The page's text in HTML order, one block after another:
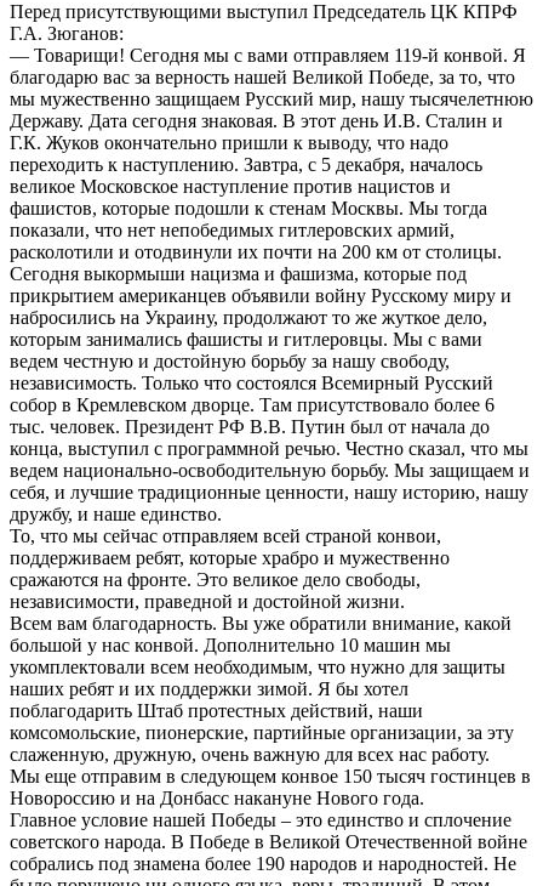
Перед присутствующими выступил Председатель ЦК КПРФ
Г.А. Зюганов:
— Товарищи! Сегодня мы с вами отправляем 119-й конвой. Я
благодарю вас за верность нашей Великой Победе, за то, что
мы мужественно защищаем Русский мир, нашу тысячелетнюю
Державу. Дата сегодня знаковая. В этот день И.В. Сталин и
Г.К. Жуков окончательно пришли к выводу, что надо
переходить к наступлению. Завтра, с 5 декабря, началось
великое Московское наступление против нацистов и
фашистов, которые подошли к стенам Москвы. Мы тогда
показали, что нет непобедимых гитлеровских армий,
расколотили и отодвинули их почти на 200 км от столицы.
Сегодня выкормыши нацизма и фашизма, которые под
прикрытием американцев объявили войну Русскому миру и
набросились на Украину, продолжают то же жуткое дело,
которым занимались фашисты и гитлеровцы. Мы с вами
ведем честную и достойную борьбу за нашу свободу,
независимость. Только что состоялся Всемирный Русский
собор в Кремлевском дворце. Там присутствовало более 6
тыс. человек. Президент РФ В.В. Путин был от начала до
конца, выступил с программной речью. Честно сказал, что мы
ведем национально-освободительную борьбу. Мы защищаем и
себя, и лучшие традиционные ценности, нашу историю, нашу
дружбу, и наше единство.
То, что мы сейчас отправляем всей страной конвои,
поддерживаем ребят, которые храбро и мужественно
сражаются на фронте. Это великое дело свободы,
независимости, праведной и достойной жизни.
Всем вам благодарность. Вы уже обратили внимание, какой
большой у нас конвой. Дополнительно 10 машин мы
укомплектовали всем необходимым, что нужно для защиты
наших ребят и их поддержки зимой. Я бы хотел
поблагодарить Штаб протестных действий, наши
комсомольские, пионерские, партийные организации, за эту
слаженную, дружную, очень важную для всех нас работу.
Мы еще отправим в следующем конвое 150 тысяч гостинцев в
Новороссию и на Донбасс накануне Нового года.
Главное условие нашей Победы – это единство и сплочение
советского народа. В Победе в Великой Отечественной войне
собрались под знамена более 190 народов и народностей. Не